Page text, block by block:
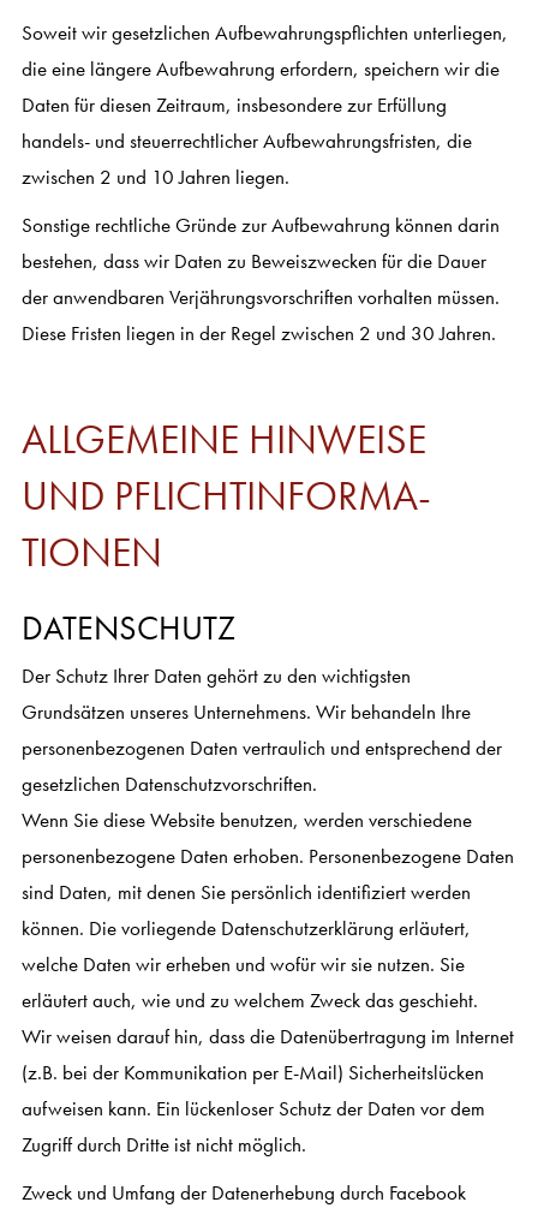
Soweit wir gesetzlichen Aufbewahrungspflichten unterliegen,
die eine längere Aufbewahrung erfordern, speichern wir die
Daten für diesen Zeitraum, insbesondere zur Erfüllung
handels- und steuerrechtlicher Aufbewahrungsfristen, die
zwischen 2 und 10 Jahren liegen.
Sonstige rechtliche Gründe zur Aufbewahrung können darin
bestehen, dass wir Daten zu Beweiszwecken für die Dauer
der anwendbaren Verjährungsvorschriften vorhalten müssen.
Diese Fristen liegen in der Regel zwischen 2 und 30 Jahren.
ALLGEMEINE HINWEISE
UND PFLICHT­INFOR­MA­
TIONEN
DATENSCHUTZ
Der Schutz Ihrer Daten gehört zu den wichtigsten
Grundsätzen unseres Unternehmens. Wir behandeln Ihre
personenbezogenen Daten vertraulich und entsprechend der
gesetzlichen Datenschutzvorschriften.
Wenn Sie diese Website benutzen, werden verschiedene
personenbezogene Daten erhoben. Personenbezogene Daten
sind Daten, mit denen Sie persönlich identifiziert werden
können. Die vorliegende Datenschutzerklärung erläutert,
welche Daten wir erheben und wofür wir sie nutzen. Sie
erläutert auch, wie und zu welchem Zweck das geschieht.
Wir weisen darauf hin, dass die Datenübertragung im Internet
(z.B. bei der Kommunikation per E-Mail) Sicherheitslücken
aufweisen kann. Ein lückenloser Schutz der Daten vor dem
Zugriff durch Dritte ist nicht möglich.
Zweck und Umfang der Datenerhebung durch Facebook